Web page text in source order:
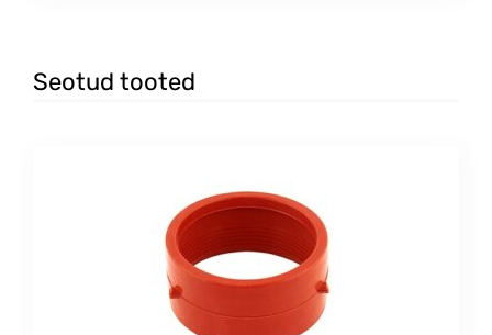
Seotud tooted